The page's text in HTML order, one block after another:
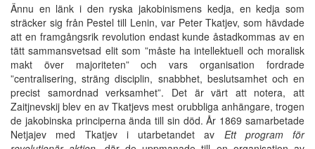
Ännu en länk i den ryska jakobinismens kedja, en kedja som
sträcker sig från Pestel till Lenin, var Peter Tkatjev, som hävdade
att en framgångsrik revolution endast kunde åstadkommas av en
tätt sammansvetsad elit som ”måste ha intellektuell och moralisk
makt över majoriteten” och vars organisation fordrade
”centralisering, sträng disciplin, snabbhet, beslutsamhet och en
precist samordnad verksamhet”. Det är värt att notera, att
Zaitjnevskij blev en av Tkatjevs mest orubbliga anhängare, trogen
de jakobinska principerna ända till sin död. År 1869 samarbetade
Netjajev med Tkatjev i utarbetandet av Ett program för